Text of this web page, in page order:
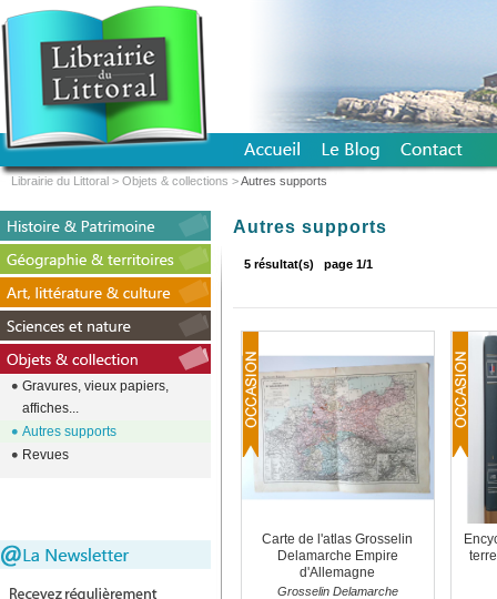
Autres supports
5 résultat(s) page 1/1
Carte de l'atlas Grosselin
Delamarche Empire
d'Allemagne
Grosselin Delamarche
Gravures, vieux papiers,
affiches...
Autres supports
Revues
Librairie du Littoral > Objets & collections >Autres supports